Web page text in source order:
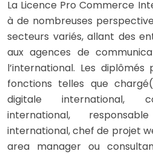
La Licence Pro Commerce
à de nombreuses
secteurs variés, allant des
aux agences de
l’international. Les
fonctions telles que
digitale international,
international,
international, chef de projet
area manager ou